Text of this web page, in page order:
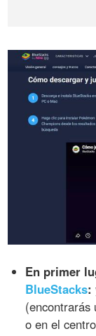
En primer
BlueStacks:
(encontrarás
o en el